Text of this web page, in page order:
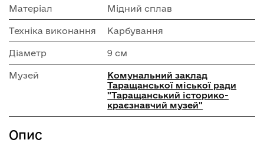
Матеріал Мідний сплав
Техніка виконання Карбування
Діаметр 9 см
Музей
Комунальний заклад
Таращанської міської ради
"Таращанський історико-
краєзнавчий музей"
Опис